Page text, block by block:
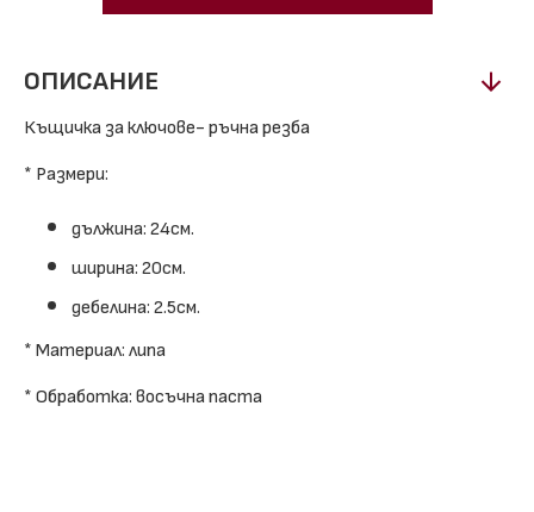
ОПИСАНИЕ
Къщичка за ключове- ръчна резба
* Размери:
дължина: 24см.
ширина: 20см.
дебелина: 2.5см.
* Материал: липа
* Обработка: восъчна паста